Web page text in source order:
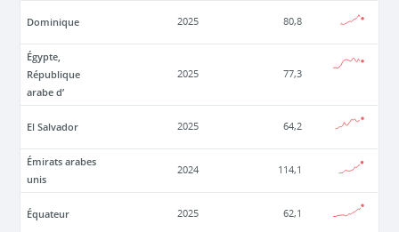
Dominique 2025 80,8
Égypte,
République
arabe d’
2025 77,3
El Salvador 2025 64,2
Émirats arabes
unis
2024 114,1
Équateur 2025 62,1